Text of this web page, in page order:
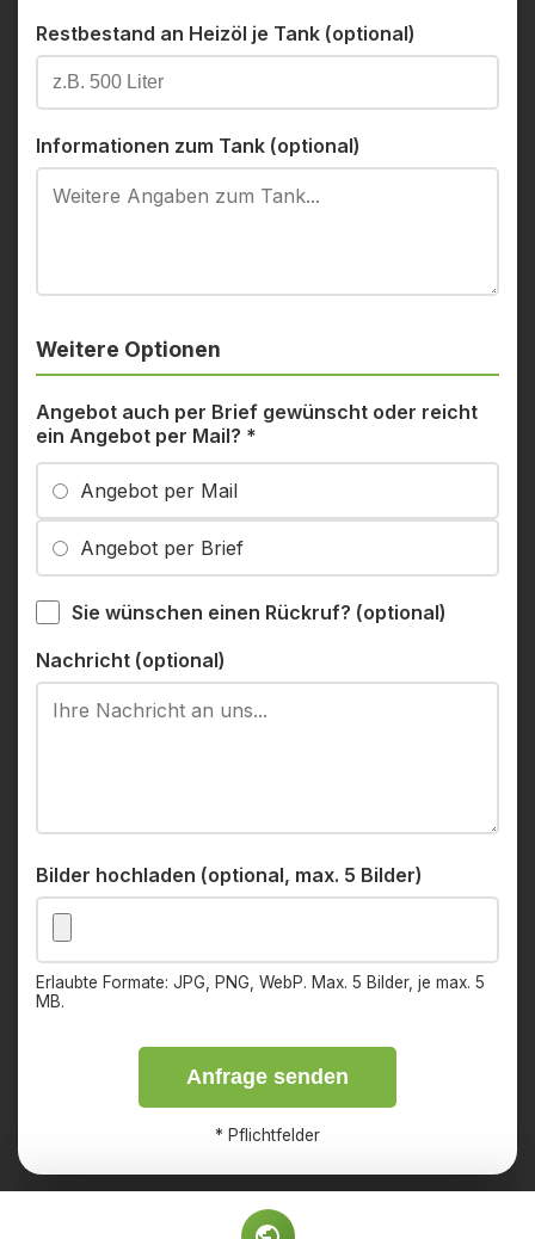
Restbestand an Heizöl je Tank (optional)
Informationen zum Tank (optional)
Weitere Optionen
Angebot auch per Brief gewünscht oder reicht
ein Angebot per Mail? *
Angebot per Mail
Angebot per Brief
Sie wünschen einen Rückruf? (optional)
Nachricht (optional)
Bilder hochladen (optional, max. 5 Bilder)
Erlaubte Formate: JPG, PNG, WebP. Max. 5 Bilder, je max. 5
MB.
Anfrage senden
* Pflichtfelder